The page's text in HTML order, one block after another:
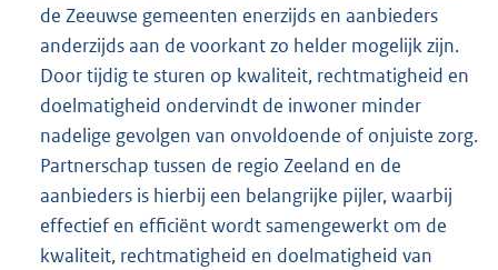
de Zeeuwse gemeenten enerzijds en aanbieders
anderzijds aan de voorkant zo helder mogelijk zijn.
Door tijdig te sturen op kwaliteit, rechtmatigheid en
doelmatigheid ondervindt de inwoner minder
nadelige gevolgen van onvoldoende of onjuiste zorg.
Partnerschap tussen de regio Zeeland en de
aanbieders is hierbij een belangrijke pijler, waarbij
effectief en efficiënt wordt samengewerkt om de
kwaliteit, rechtmatigheid en doelmatigheid van